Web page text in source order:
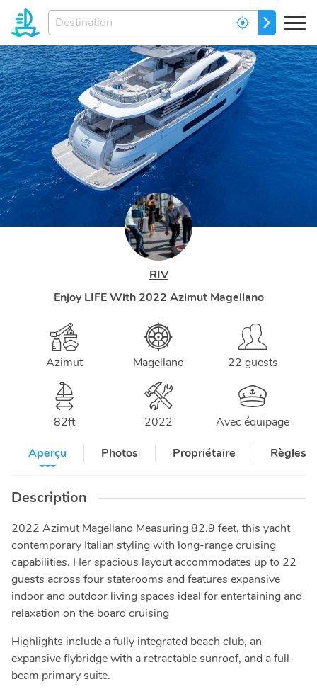
Entrez
votre
destination
de
rēve...
ALLEZ
RIV
Enjoy LIFE With 2022 Azimut Magellano
Azimut Magellano 22 guests
82ft 2022
Avec équipage
Aperçu
Photos Propriétaire Règles
Description
2022 Azimut Magellano Measuring 82.9 feet, this yacht
contemporary Italian styling with long-range cruising
capabilities. Her spacious layout accommodates up to 22
guests across four staterooms and features expansive
indoor and outdoor living spaces ideal for entertaining and
relaxation on the board cruising
Highlights include a fully integrated beach club, an
expansive flybridge with a retractable sunroof, and a full-
beam primary suite.